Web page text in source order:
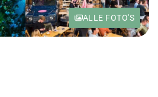
ALLE FOTO'S